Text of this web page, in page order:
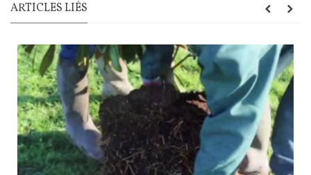
ARTICLES LIÉS